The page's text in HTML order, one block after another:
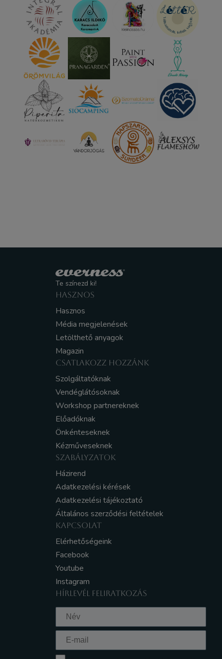
Te színezd ki!
HASZNOS
Hasznos
Média megjelenések
Letölthető anyagok
Magazin
CSATLAKOZZ HOZZÁNK
Szolgáltatóknak
Vendéglátósoknak
Workshop partnereknek
Előadóknak
Önkénteseknek
Kézműveseknek
SZABÁLYZATOK
Házirend
Adatkezelési kérések
Adatkezelési tájékoztató
Általános szerződési feltételek
KAPCSOLAT
Elérhetőségeink
Facebook
Youtube
Instagram
HÍRLEVÉL FELIRATKOZÁS